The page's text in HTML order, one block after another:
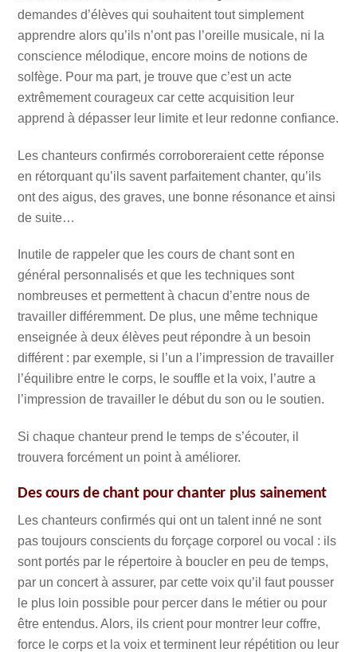
demandes d’élèves qui souhaitent tout simplement
apprendre alors qu’ils n’ont pas l’oreille musicale, ni la
conscience mélodique, encore moins de notions de
solfège. Pour ma part, je trouve que c’est un acte
extrêmement courageux car cette acquisition leur
apprend à dépasser leur limite et leur redonne confiance.
Les chanteurs confirmés corroboreraient cette réponse
en rétorquant qu’ils savent parfaitement chanter, qu’ils
ont des aigus, des graves, une bonne résonance et ainsi
de suite…
Inutile de rappeler que les cours de chant sont en
général personnalisés et que les techniques sont
nombreuses et permettent à chacun d’entre nous de
travailler différemment. De plus, une même technique
enseignée à deux élèves peut répondre à un besoin
différent : par exemple, si l’un a l’impression de travailler
l’équilibre entre le corps, le souffle et la voix, l’autre a
l’impression de travailler le début du son ou le soutien.
Si chaque chanteur prend le temps de s’écouter, il
trouvera forcément un point à améliorer.
Des cours de chant pour chanter plus sainement
Les chanteurs confirmés qui ont un talent inné ne sont
pas toujours conscients du forçage corporel ou vocal : ils
sont portés par le répertoire à boucler en peu de temps,
par un concert à assurer, par cette voix qu’il faut pousser
le plus loin possible pour percer dans le métier ou pour
être entendus. Alors, ils crient pour montrer leur coffre,
force le corps et la voix et terminent leur répétition ou leur